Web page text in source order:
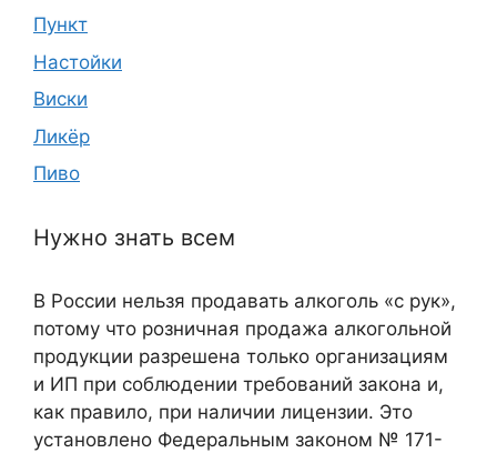
Пункт
Настойки
Виски
Ликёр
Пиво
Нужно знать всем
В России нельзя продавать алкоголь «с рук»,
потому что розничная продажа алкогольной
продукции разрешена только организациям
и ИП при соблюдении требований закона и,
как правило, при наличии лицензии. Это
установлено Федеральным законом № 171-